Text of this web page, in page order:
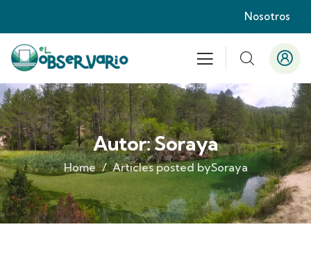
Nosotros
Autor:Soraya
Home Articles posted bySoraya